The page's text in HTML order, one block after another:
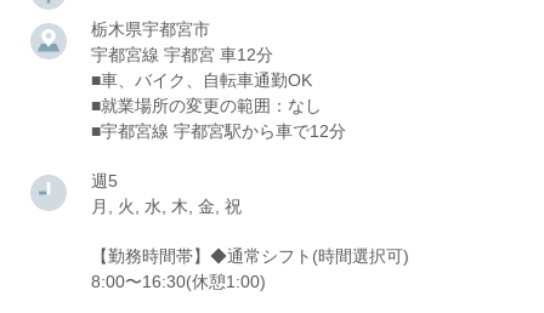
栃木県宇都宮市
宇都宮線 宇都宮 車12分
■車、バイク、自転車通勤OK
■就業場所の変更の範囲：なし
■宇都宮線 宇都宮駅から車で12分
週5
月, 火, 水, 木, 金, 祝
【勤務時間帯】◆通常シフト(時間選択可)
8:00〜16:30(休憩1:00)